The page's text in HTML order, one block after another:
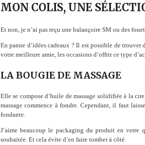
MON COLIS, UNE
Et non, je n’ai pas reçu une balançoire SM ou des
En panne d’idées cadeaux ? Il est possible de
votre meilleure amie, les occasions d’offrir ce type
LA BOUGIE DE MASSAGE
Elle se compose d’huile de massage solidifiée à la
massage commence à fondre. Cependant, il faut
fondante.
J’aime beaucoup le packaging du produit en
souhaitée. Et cela évite d’en faire tomber à côté.